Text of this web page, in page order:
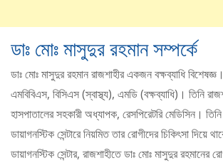
ডাঃ মোঃ মাসুদুর রহমান সম্পর্কে
ডাঃ মোঃ মাসুদুর রহমান রাজশাহীর একজন বক্ষব্যাধি
এমবিবিএস, বিসিএস (স্বাস্থ্য), এমডি (বক্ষব্যাধি)। তিনি
হাসপাতালের সহকারী অধ্যাপক, রেসপিরেটরি মেডিসিন।
ডায়াগনস্টিক সেন্টারে নিয়মিত তার রোগীদের চিকিৎসা দিয়ে
ডায়াগনস্টিক সেন্টার, রাজশাহীতে ডাঃ মোঃ মাসুদুর রহমানের